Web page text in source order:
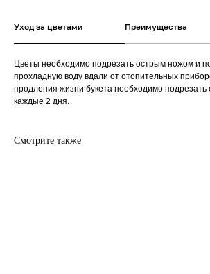
Уход за цветами Преимущества
Цветы необходимо подрезать острым ножом и
прохладную воду вдали от отопительных
продления жизни букета необходимо подрезать
каждые 2 дня.
Смотрите также